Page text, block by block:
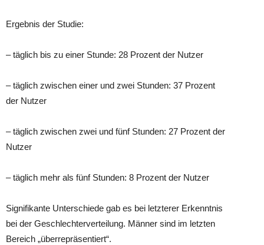
Ergebnis der Studie:
– täglich bis zu einer Stunde: 28 Prozent der Nutzer
– täglich zwischen einer und zwei Stunden: 37 Prozent
der Nutzer
– täglich zwischen zwei und fünf Stunden: 27 Prozent der
Nutzer
– täglich mehr als fünf Stunden: 8 Prozent der Nutzer
Signifikante Unterschiede gab es bei letzterer Erkenntnis
bei der Geschlechterverteilung. Männer sind im letzten
Bereich „überrepräsentiert“.